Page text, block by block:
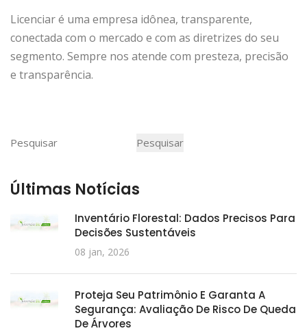
Licenciar é uma empresa idônea, transparente,
conectada com o mercado e com as diretrizes do seu
segmento. Sempre nos atende com presteza, precisão
e transparência.
Pesquisar
Pesquisar
Últimas Notícias
Inventário Florestal: Dados Precisos Para
Decisões Sustentáveis
08 jan, 2026
Proteja Seu Patrimônio E Garanta A
Segurança: Avaliação De Risco De Queda
De Árvores